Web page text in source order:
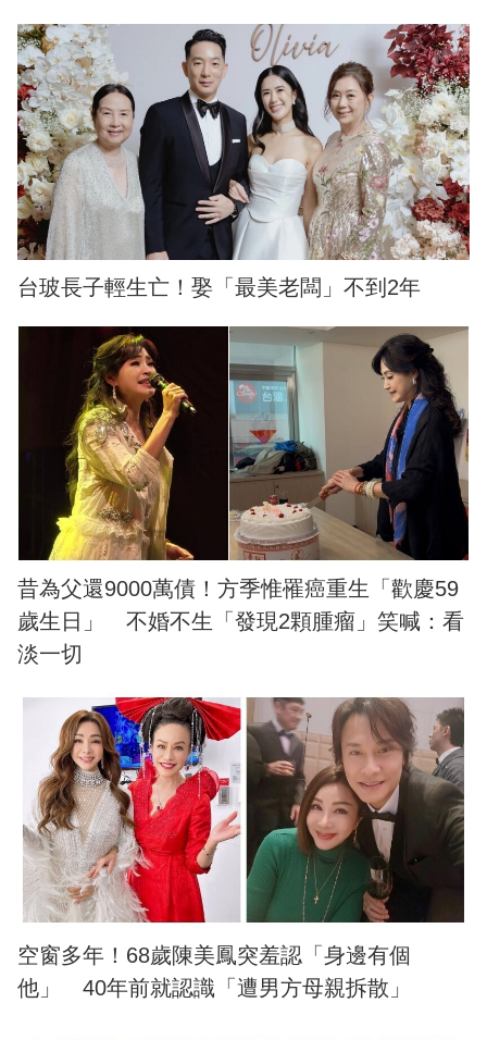
台玻長子輕生亡！娶「最美老闆」不到2年
昔為父還9000萬債！方季惟罹癌重生「歡慶59
歲生日」 不婚不生「發現2顆腫瘤」笑喊：看
淡一切
空窗多年！68歲陳美鳳突羞認「身邊有個
他」 40年前就認識「遭男方母親拆散」